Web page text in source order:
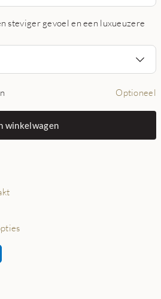
steviger gevoel en een luxueuzere
Optioneel
winkelwagen